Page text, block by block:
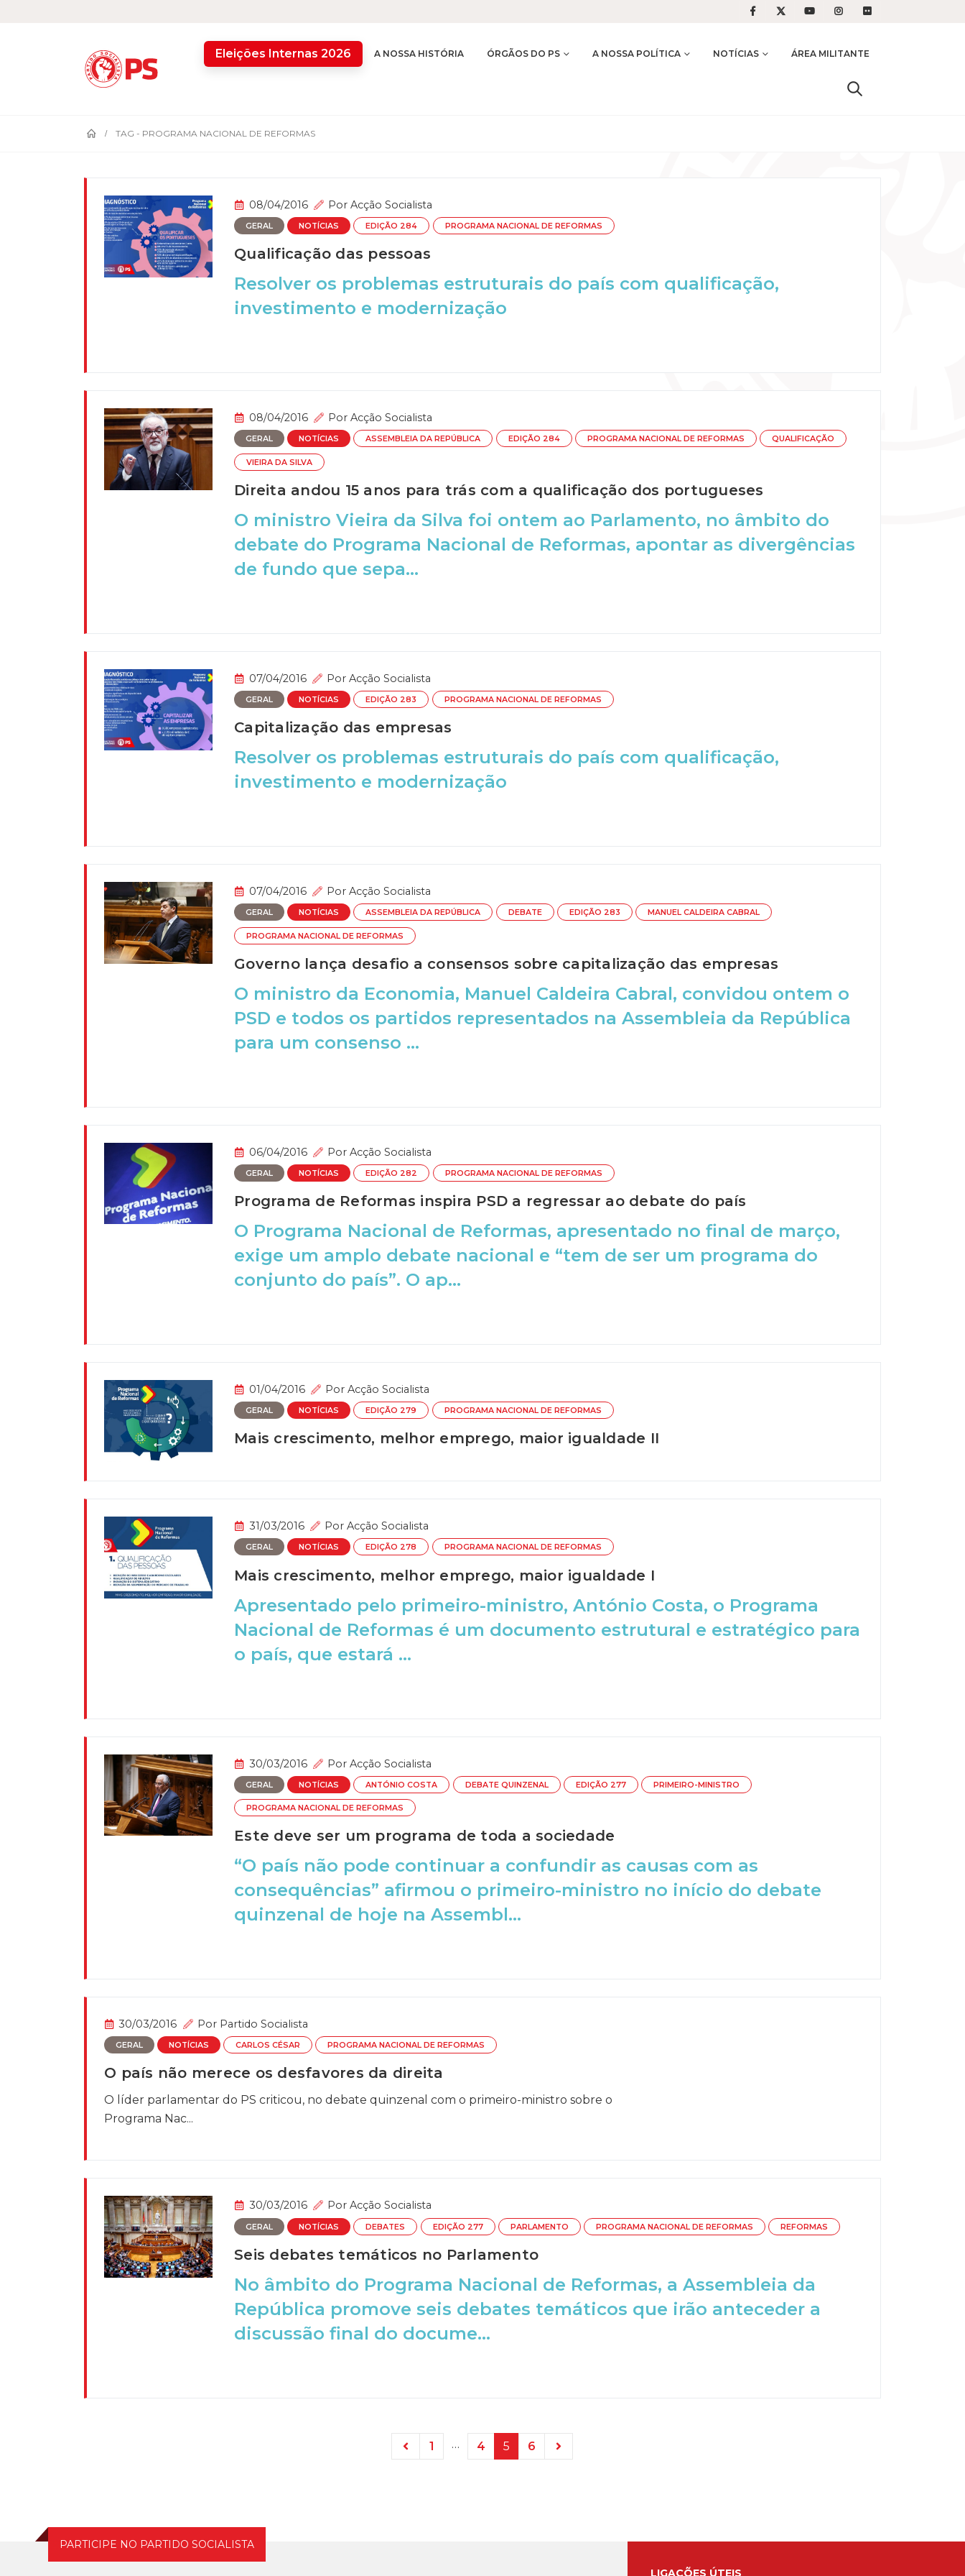
Eleições Internas 2026 A NOSSA HISTÓRIA ÓRGÃOS DO PS A NOSSA POLÍTICA NOTÍCIAS ÁREA MILITANTE
TAG - PROGRAMA NACIONAL DE REFORMAS
08/04/2016 Por Acção Socialista
GERAL NOTÍCIAS EDIÇÃO 284 PROGRAMA NACIONAL DE REFORMAS
Qualificação das pessoas
Resolver os problemas estruturais do país com qualificação,
investimento e modernização
08/04/2016 Por Acção Socialista
GERAL NOTÍCIAS ASSEMBLEIA DA REPÚBLICA EDIÇÃO 284 PROGRAMA NACIONAL DE REFORMAS QUALIFICAÇÃO
VIEIRA DA SILVA
Direita andou 15 anos para trás com a qualificação dos portugueses
O ministro Vieira da Silva foi ontem ao Parlamento, no âmbito do
debate do Programa Nacional de Reformas, apontar as divergências
de fundo que sepa...
07/04/2016 Por Acção Socialista
GERAL NOTÍCIAS EDIÇÃO 283 PROGRAMA NACIONAL DE REFORMAS
Capitalização das empresas
Resolver os problemas estruturais do país com qualificação,
investimento e modernização
07/04/2016 Por Acção Socialista
GERAL NOTÍCIAS ASSEMBLEIA DA REPÚBLICA DEBATE EDIÇÃO 283 MANUEL CALDEIRA CABRAL
PROGRAMA NACIONAL DE REFORMAS
Governo lança desafio a consensos sobre capitalização das empresas
O ministro da Economia, Manuel Caldeira Cabral, convidou ontem o
PSD e todos os partidos representados na Assembleia da República
para um consenso ...
06/04/2016 Por Acção Socialista
GERAL NOTÍCIAS EDIÇÃO 282 PROGRAMA NACIONAL DE REFORMAS
Programa de Reformas inspira PSD a regressar ao debate do país
O Programa Nacional de Reformas, apresentado no final de março,
exige um amplo debate nacional e “tem de ser um programa do
conjunto do país”. O ap...
01/04/2016 Por Acção Socialista
GERAL NOTÍCIAS EDIÇÃO 279 PROGRAMA NACIONAL DE REFORMAS
Mais crescimento, melhor emprego, maior igualdade II
31/03/2016 Por Acção Socialista
GERAL NOTÍCIAS EDIÇÃO 278 PROGRAMA NACIONAL DE REFORMAS
Mais crescimento, melhor emprego, maior igualdade I
Apresentado pelo primeiro-ministro, António Costa, o Programa
Nacional de Reformas é um documento estrutural e estratégico para
o país, que estará ...
30/03/2016 Por Acção Socialista
GERAL NOTÍCIAS ANTÓNIO COSTA DEBATE QUINZENAL EDIÇÃO 277 PRIMEIRO-MINISTRO
PROGRAMA NACIONAL DE REFORMAS
Este deve ser um programa de toda a sociedade
“O país não pode continuar a confundir as causas com as
consequências” afirmou o primeiro-ministro no início do debate
quinzenal de hoje na Assembl...
30/03/2016 Por Partido Socialista
GERAL NOTÍCIAS CARLOS CÉSAR PROGRAMA NACIONAL DE REFORMAS
O país não merece os desfavores da direita
O líder parlamentar do PS criticou, no debate quinzenal com o primeiro-ministro sobre o
Programa Nac...
30/03/2016 Por Acção Socialista
GERAL NOTÍCIAS DEBATES EDIÇÃO 277 PARLAMENTO PROGRAMA NACIONAL DE REFORMAS REFORMAS
Seis debates temáticos no Parlamento
No âmbito do Programa Nacional de Reformas, a Assembleia da
República promove seis debates temáticos que irão anteceder a
discussão final do docume...
1 … 4 5 6
PARTICIPE NO PARTIDO SOCIALISTA
LIGAÇÕES ÚTEIS